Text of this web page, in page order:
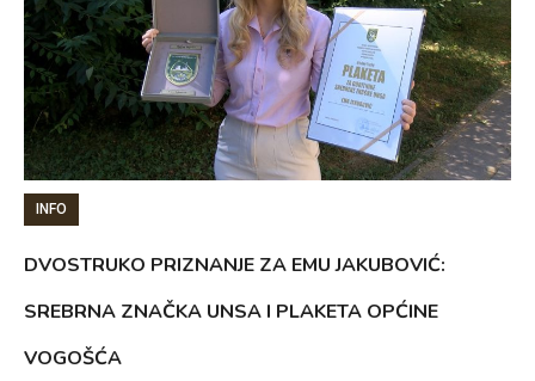
INFO
DVOSTRUKO PRIZNANJE ZA EMU JAKUBOVIĆ:
SREBRNA ZNAČKA UNSA I PLAKETA OPĆINE
VOGOŠĆA